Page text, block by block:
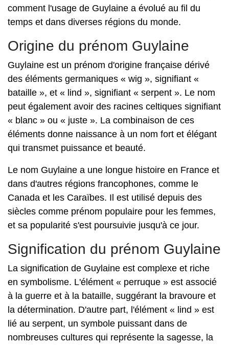
comment l'usage de Guylaine a évolué au fil du
temps et dans diverses régions du monde.
Origine du prénom Guylaine
Guylaine est un prénom d'origine française dérivé
des éléments germaniques « wig », signifiant «
bataille », et « lind », signifiant « serpent ». Le nom
peut également avoir des racines celtiques signifiant
« blanc » ou « juste ». La combinaison de ces
éléments donne naissance à un nom fort et élégant
qui transmet puissance et beauté.
Le nom Guylaine a une longue histoire en France et
dans d'autres régions francophones, comme le
Canada et les Caraïbes. Il est utilisé depuis des
siècles comme prénom populaire pour les femmes,
et sa popularité s'est poursuivie jusqu'à ce jour.
Signification du prénom Guylaine
La signification de Guylaine est complexe et riche
en symbolisme. L'élément « perruque » est associé
à la guerre et à la bataille, suggérant la bravoure et
la détermination. D'autre part, l'élément « lind » est
lié au serpent, un symbole puissant dans de
nombreuses cultures qui représente la sagesse, la